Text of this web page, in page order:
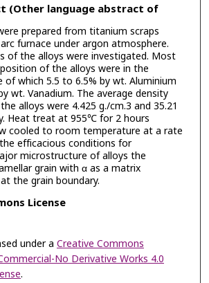
(Other language abstract of
prepared from titanium scraps
furnace under argon atmosphere.
of the alloys were investigated. Most
of the alloys were in the
of which 5.5 to 6.5% by wt. Aluminium
wt. Vanadium. The average density
alloys were 4.425 g./cm.3 and 35.21
Heat treat at 955℃ for 2 hours
cooled to room temperature at a rate
efficacious conditions for
microstructure of alloys the
grain with α as a matrix
the grain boundary.
License
under a Creative Commons
No Derivative Works 4.0
.